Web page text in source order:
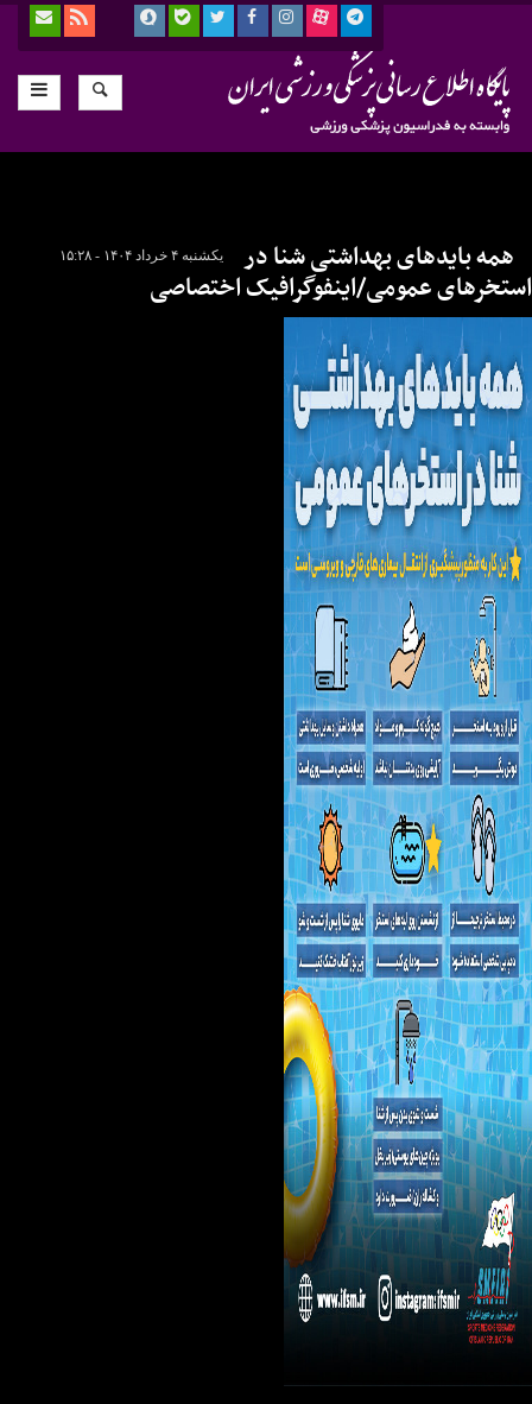
یکشنبه ۴ خرداد ۱۴۰۴ - ۱۵:۲۸ همه بایدهای بهداشتی شنا در
استخرهای عمومی/اینفوگرافیک اختصاصی